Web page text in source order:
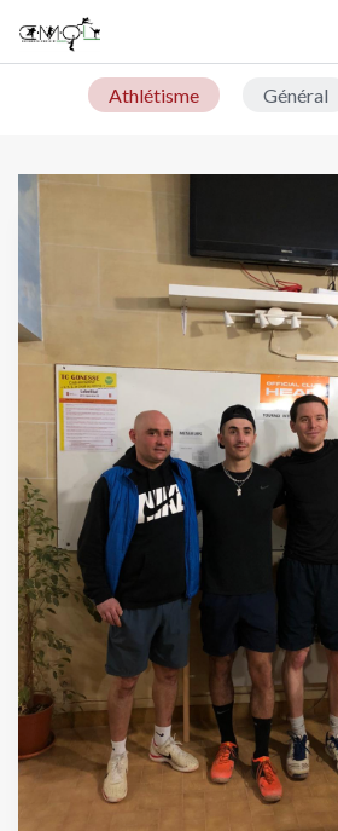
Tous les actualités
Athlétisme Général